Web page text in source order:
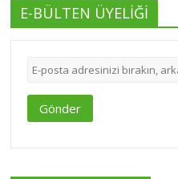
E-BÜLTEN ÜYELİĞİ
Gönder